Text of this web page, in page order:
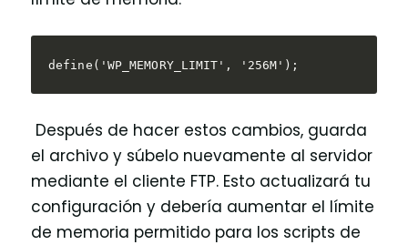
define('WP_MEMORY_LIMIT', '256M');
Después de hacer estos cambios, guarda
el archivo y súbelo nuevamente al servidor
mediante el cliente FTP. Esto actualizará tu
configuración y debería aumentar el límite
de memoria permitido para los scripts de